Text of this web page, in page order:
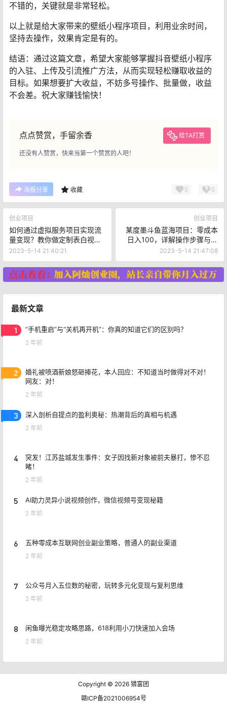
不错的，关键就是非常轻松。
以上就是给大家带来的壁纸小程序项目，利用业余时间，
坚持去操作，效果肯定是有的。
结语：通过这篇文章，希望大家能够掌握抖音壁纸小程序
的入驻、上传及引流推广方法，从而实现轻松赚取收益的
目标。如果想要扩大收益，不妨多号操作、批量做，收益
不会差。祝大家赚钱愉快！
点点赞赏，手留余香 给TA打赏
还没有人赞赏，快来当第一个赞赏的人吧！
海报分享 收藏 0 0
创业项目
如何通过虚拟服务项目实现流
量变现？教你做定制表白视频
赚钱
2023-5-14 21:40:21
创业项目
某度墨斗鱼蓝海项目：零成本
日入100，详解操作步骤与注
意事项
2023-5-14 21:47:08
最新文章
1 “手机重启”与“关机再开机”：你真的知道它们的区别吗？
2 年前
2
婚礼被喷酒新娘怒砸捧花，本人回应：不知道当时做得对不对！
网友：对！
2 年前
3 深入剖析自提点的盈利奥秘：热潮背后的真相与机遇
2 年前
4
突发！江苏盐城发生事件：女子因找新对象被前夫暴打，惨不忍
睹！
2 年前
5 AI助力灵异小说视频创作，微信视频号变现秘籍
2 年前
6 五种零成本互联网创业副业策略，普通人的副业渠道
2 年前
7 公众号月入五位数的秘密，玩转多元化变现与复利思维
2 年前
8 闲鱼曝光稳定攻略思路，618利用小刀快速加入会场
2 年前
Copyright © 2026 猎富团
赣ICP备2021006954号